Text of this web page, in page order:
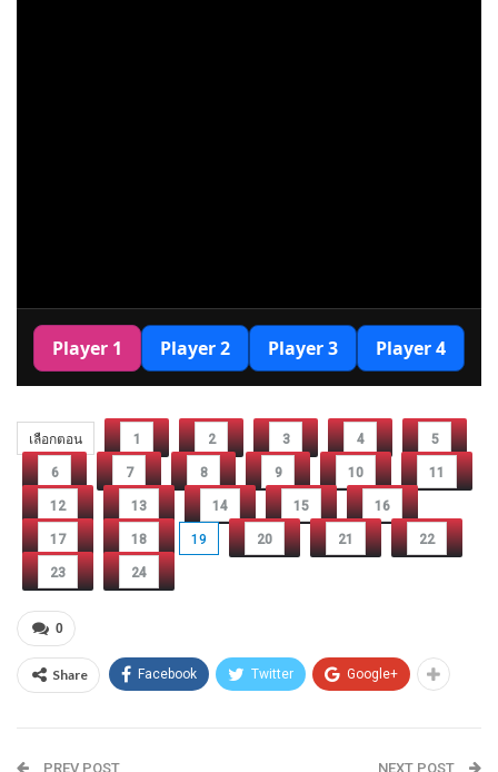
เลือกตอน 1 2 3 4 5
6 7 8 9 10 11
12 13 14 15 16
17 18 19 20 21 22
23 24
0
Share Facebook Twitter Google+
PREV POST NEXT POST